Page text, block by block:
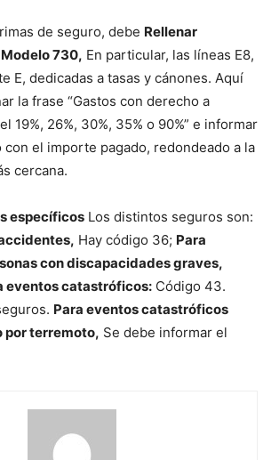
de seguro, debe Rellenar
730, En particular, las líneas E8,
E, dedicadas a tasas y cánones. Aquí
la frase “Gastos con derecho a
19%, 26%, 30%, 35% o 90%” e informar
el importe pagado, redondeado a la
cercana.
específicos Los distintos seguros son:
Hay código 36; Para
con discapacidades graves,
eventos catastróficos: Código 43.
Para eventos catastróficos
por terremoto, Se debe informar el